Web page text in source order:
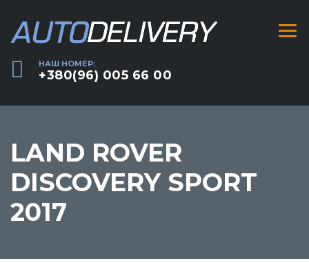
НАШ НОМЕР:
+380(96) 005 66 00
LAND ROVER
DISCOVERY SPORT
2017